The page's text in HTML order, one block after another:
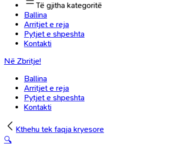
Të gjitha kategoritë
Ballina
Arritjet e reja
Pytjet e shpeshta
Kontakti
Në Zbritje!
Ballina
Arritjet e reja
Pytjet e shpeshta
Kontakti
Kthehu tek faqja kryesore
🔍